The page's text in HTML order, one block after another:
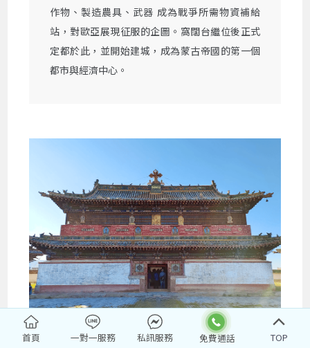
作物、製造農具、武器 成為戰爭所需物資補給
站，對歐亞展現征服的企圖。窩闊台繼位後正式
定都於此，並開始建城，成為蒙古帝國的第一個
都市與經濟中心。
蒙古最古老 最大的喇嘛教寺廟
首頁 一對一服務 私訊服務 TOP